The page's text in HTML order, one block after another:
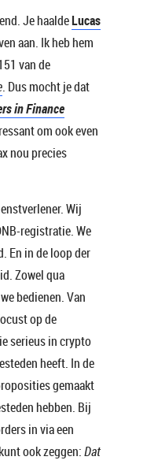
Je haaldeLucas
aan. Ik heb hem
van de
. Dus mocht je dat
in Finance
om ook even
nou precies
Wij
registratie. We
En in de loop der
Zowel qua
bedienen. Van
op de
serieus in crypto
heeft. In de
gemaakt
hebben. Bij
in via een
ook zeggen:Dat